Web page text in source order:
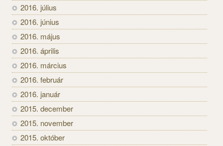
2016. július
2016. június
2016. május
2016. április
2016. március
2016. február
2016. január
2015. december
2015. november
2015. október